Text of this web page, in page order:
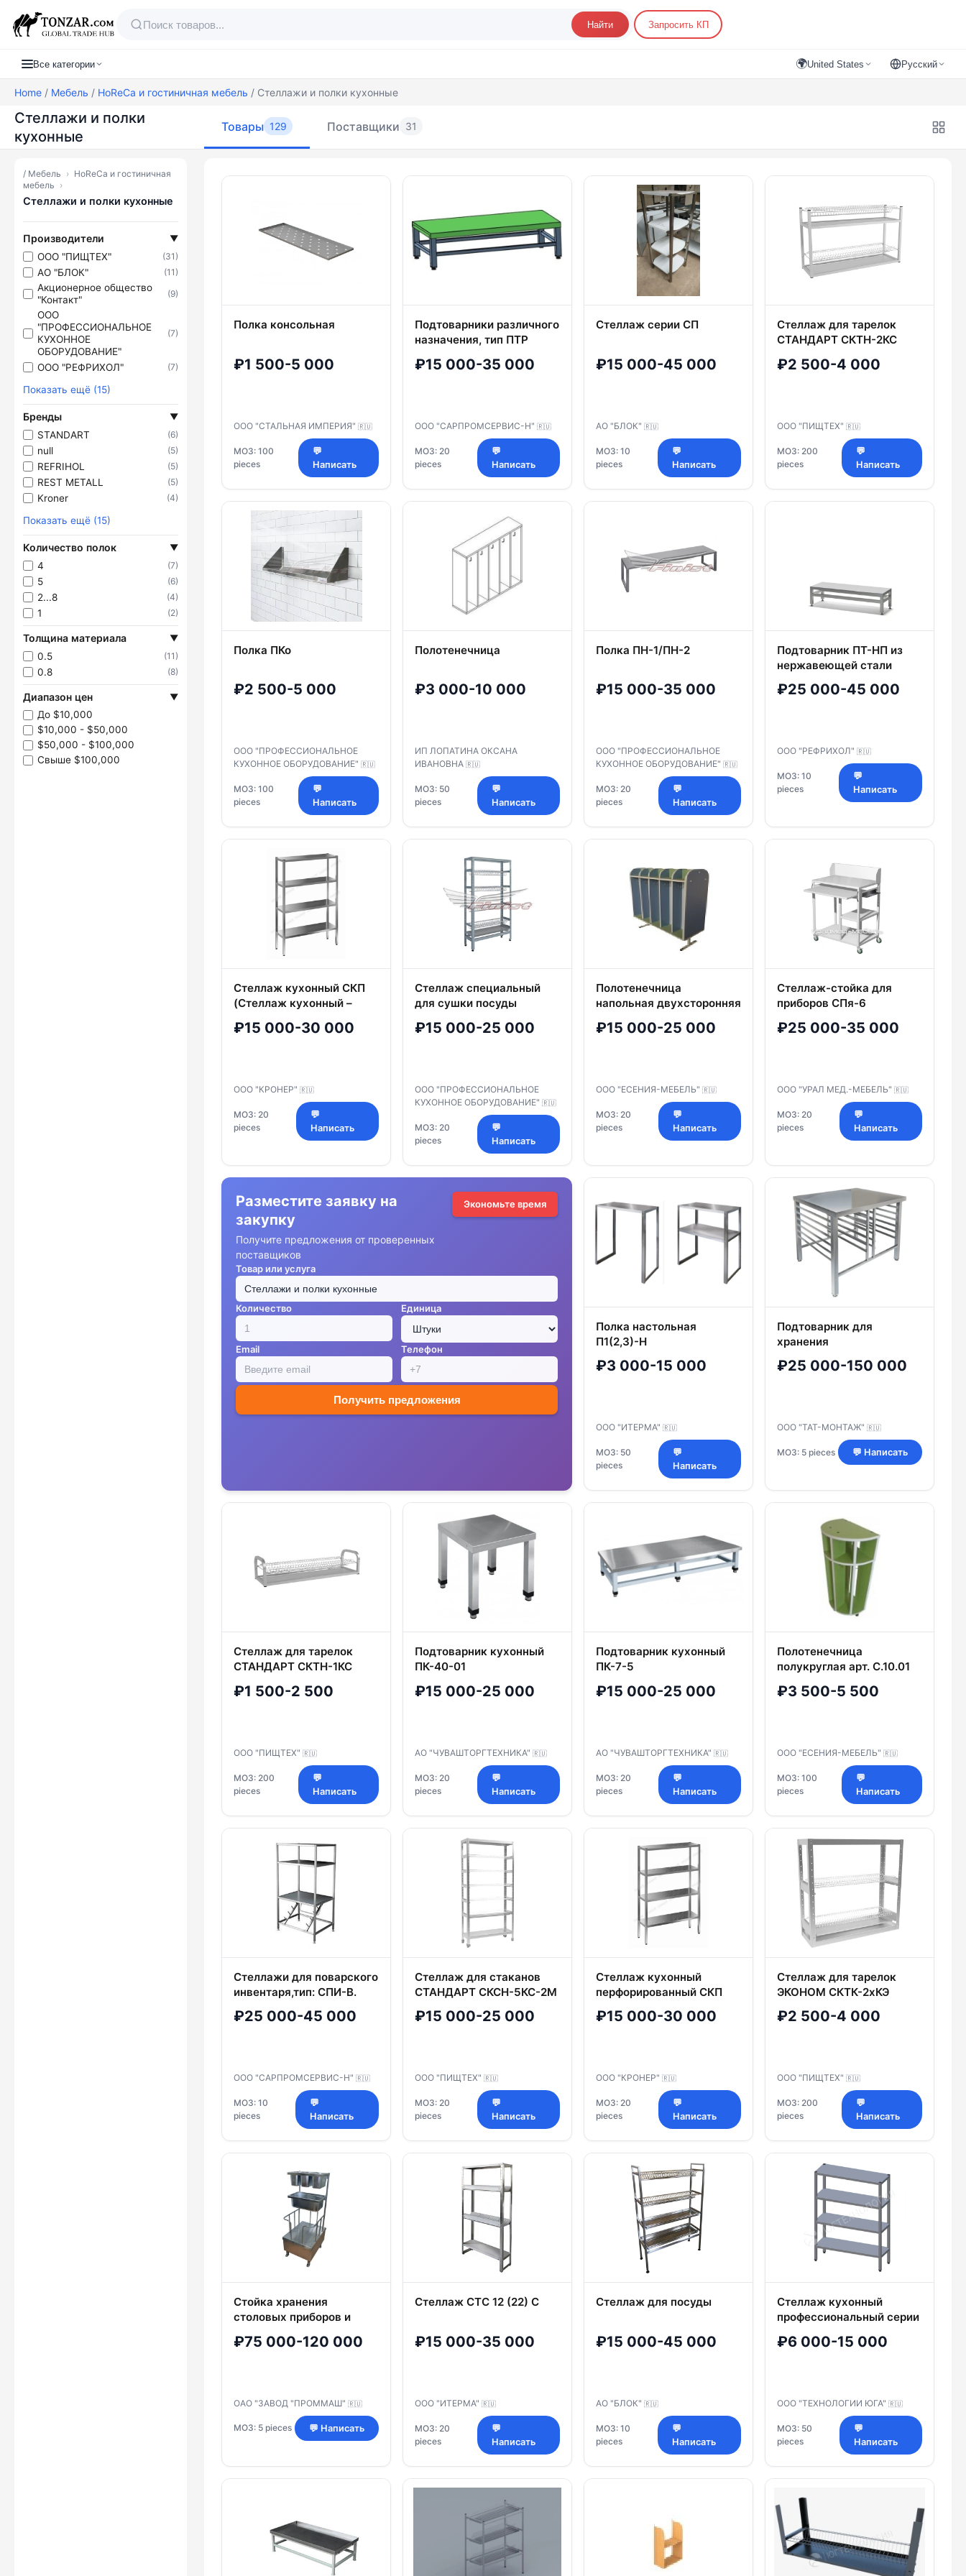
Найти Запросить КП
Все категории 🌍United States Русский
Home / Мебель / HoReCa и гостиничная мебель / Стеллажи и полки кухонные
Стеллажи и полки
кухонные
Товары 129 Поставщики 31
/ Мебель › HoReCa и гостиничная
мебель ›
Стеллажи и полки кухонные
Производители ▼
ООО "ПИЩТЕХ" (31)
АО "БЛОК" (11)
Акционерное общество
"Контакт"
(9)
ООО
"ПРОФЕССИОНАЛЬНОЕ
КУХОННОЕ
ОБОРУДОВАНИЕ"
(7)
ООО "РЕФРИХОЛ" (7)
Показать ещё (15)
Бренды ▼
STANDART (6)
null (5)
REFRIHOL (5)
REST METALL (5)
Kroner (4)
Показать ещё (15)
Количество полок ▼
4 (7)
5 (6)
2...8 (4)
1 (2)
Толщина материала ▼
0.5 (11)
0.8 (8)
Диапазон цен ▼
До $10,000
$10,000 - $50,000
$50,000 - $100,000
Свыше $100,000
Товары — Стеллажи и полки кухонные
Полка консольная
₽1 500-5 000
ООО "СТАЛЬНАЯ ИМПЕРИЯ" 🇷🇺
МОЗ: 100
pieces
💬
Написать
Подтоварники различного
назначения, тип ПТР
₽15 000-35 000
ООО "САРПРОМСЕРВИС-Н" 🇷🇺
МОЗ: 20
pieces
💬
Написать
Стеллаж серии СП
₽15 000-45 000
АО "БЛОК" 🇷🇺
МОЗ: 10
pieces
💬
Написать
Стеллаж для тарелок
СТАНДАРТ СКТН-2КС
₽2 500-4 000
ООО "ПИЩТЕХ" 🇷🇺
МОЗ: 200
pieces
💬
Написать
Полка ПКо
₽2 500-5 000
ООО "ПРОФЕССИОНАЛЬНОЕ
КУХОННОЕ ОБОРУДОВАНИЕ"
🇷🇺
МОЗ: 100
pieces
💬
Написать
Полотенечница
₽3 000-10 000
ИП ЛОПАТИНА ОКСАНА
ИВАНОВНА 🇷🇺
МОЗ: 50
pieces
💬
Написать
Полка ПН-1/ПН-2
₽15 000-35 000
ООО "ПРОФЕССИОНАЛЬНОЕ
КУХОННОЕ ОБОРУДОВАНИЕ"
🇷🇺
МОЗ: 20
pieces
💬
Написать
Подтоварник ПТ-НП из
нержавеющей стали
₽25 000-45 000
ООО "РЕФРИХОЛ" 🇷🇺
МОЗ: 10
pieces
💬
Написать
Стеллаж кухонный СКП
(Стеллаж кухонный –
₽15 000-30 000
ООО "КРОНЕР" 🇷🇺
МОЗ: 20
pieces
💬
Написать
Стеллаж специальный
для сушки посуды
₽15 000-25 000
ООО "ПРОФЕССИОНАЛЬНОЕ
КУХОННОЕ ОБОРУДОВАНИЕ"
🇷🇺
МОЗ: 20
pieces
💬
Написать
Полотенечница
напольная двухсторонняя
₽15 000-25 000
ООО "ЕСЕНИЯ-МЕБЕЛЬ" 🇷🇺
МОЗ: 20
pieces
💬
Написать
Стеллаж-стойка для
приборов СПя-6
₽25 000-35 000
ООО "УРАЛ МЕД.-МЕБЕЛЬ" 🇷🇺
МОЗ: 20
pieces
💬
Написать
Разместите заявку на
закупку
Получите предложения от проверенных
поставщиков
Экономьте время
Товар или услуга
Количество Единица
Email Телефон
Получить предложения
Полка настольная
П1(2,3)-Н
₽3 000-15 000
ООО "ИТЕРМА" 🇷🇺
МОЗ: 50
pieces
💬
Написать
Подтоварник для
хранения
₽25 000-150 000
ООО "ТАТ-МОНТАЖ" 🇷🇺
МОЗ: 5 pieces 💬 Написать
Стеллаж для тарелок
СТАНДАРТ СКТН-1КС
₽1 500-2 500
ООО "ПИЩТЕХ" 🇷🇺
МОЗ: 200
pieces
💬
Написать
Подтоварник кухонный
ПК-40-01
₽15 000-25 000
АО "ЧУВАШТОРГТЕХНИКА" 🇷🇺
МОЗ: 20
pieces
💬
Написать
Подтоварник кухонный
ПК-7-5
₽15 000-25 000
АО "ЧУВАШТОРГТЕХНИКА" 🇷🇺
МОЗ: 20
pieces
💬
Написать
Полотенечница
полукруглая арт. С.10.01
₽3 500-5 500
ООО "ЕСЕНИЯ-МЕБЕЛЬ" 🇷🇺
МОЗ: 100
pieces
💬
Написать
Стеллажи для поварского
инвентаря,тип: СПИ-В.
₽25 000-45 000
ООО "САРПРОМСЕРВИС-Н" 🇷🇺
МОЗ: 10
pieces
💬
Написать
Стеллаж для стаканов
СТАНДАРТ СКСН-5КС-2М
₽15 000-25 000
ООО "ПИЩТЕХ" 🇷🇺
МОЗ: 20
pieces
💬
Написать
Стеллаж кухонный
перфорированный СКП
премиум с перфорацией
₽15 000-30 000
ООО "КРОНЕР" 🇷🇺
МОЗ: 20
pieces
💬
Написать
Стеллаж для тарелок
ЭКОНОМ СКТК-2хКЭ
₽2 500-4 000
ООО "ПИЩТЕХ" 🇷🇺
МОЗ: 200
pieces
💬
Написать
Стойка хранения
столовых приборов и
₽75 000-120 000
ОАО "ЗАВОД "ПРОММАШ" 🇷🇺
МОЗ: 5 pieces 💬 Написать
Стеллаж СТС 12 (22) С
₽15 000-35 000
ООО "ИТЕРМА" 🇷🇺
МОЗ: 20
pieces
💬
Написать
Стеллаж для посуды
₽15 000-45 000
АО "БЛОК" 🇷🇺
МОЗ: 10
pieces
💬
Написать
Стеллаж кухонный
профессиональный серии
₽6 000-15 000
ООО "ТЕХНОЛОГИИ ЮГА" 🇷🇺
МОЗ: 50
pieces
💬
Написать